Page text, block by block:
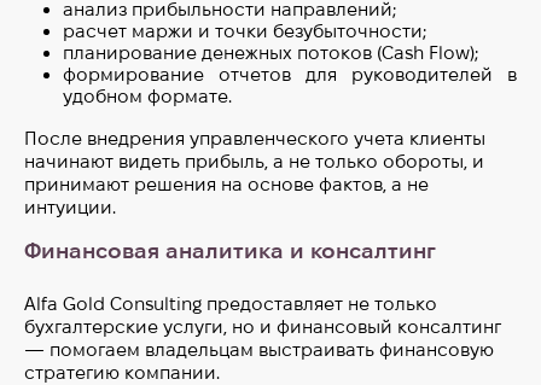
анализ прибыльности направлений;
расчет маржи и точки безубыточности;
планирование денежных потоков (Cash Flow);
формирование отчетов для руководителей в
удобном формате.
После внедрения управленческого учета клиенты
начинают видеть прибыль, а не только обороты, и
принимают решения на основе фактов, а не
интуиции.
Финансовая аналитика и консалтинг
Alfa Gold Consulting предоставляет не только
бухгалтерские услуги, но и финансовый консалтинг
— помогаем владельцам выстраивать финансовую
стратегию компании.